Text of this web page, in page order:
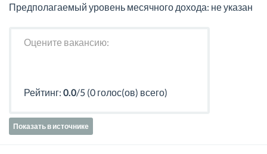
Предполагаемый уровень месячного дохода: не указан
Оцените вакансию:
Рейтинг: 0.0/5 (0 голос(ов) всего)
Показать в источнике